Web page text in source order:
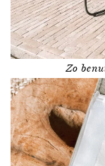
Zo